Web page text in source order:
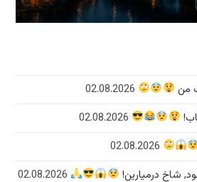
من
02.08.2026
02.08.2026
02.08.2026
شاخ درمیارین!
02.08.2026